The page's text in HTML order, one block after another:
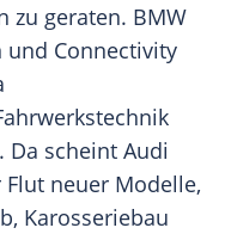
zu geraten. BMW
Connectivity
Da scheint Audi
neuer Modelle,
Karosseriebau